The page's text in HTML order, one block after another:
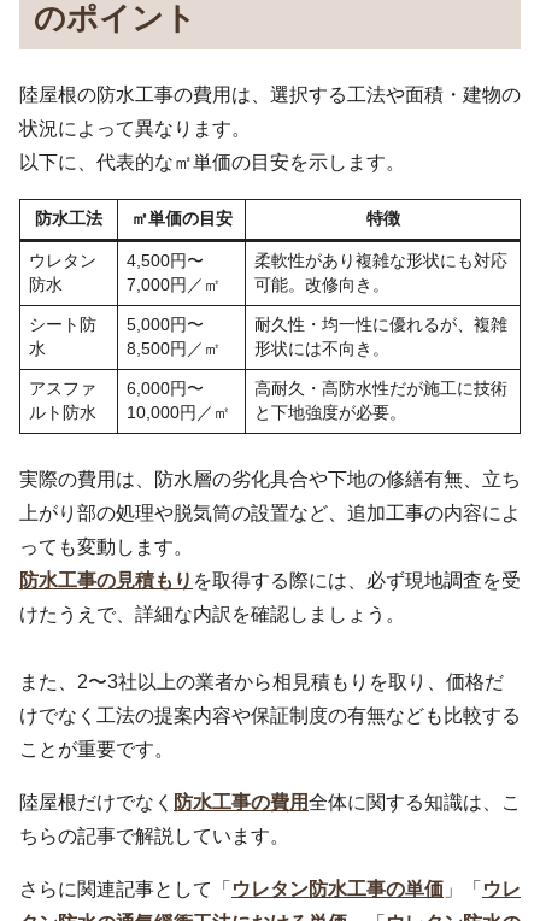
のポイント
陸屋根の防水工事の費用は、選択する工法や面積・建物の
状況によって異なります。
以下に、代表的な㎡単価の目安を示します。
防水工法 ㎡単価の目安 特徴
ウレタン
防水
4,500円〜
7,000円／㎡
柔軟性があり複雑な形状にも対応
可能。改修向き。
シート防
水
5,000円〜
8,500円／㎡
耐久性・均一性に優れるが、複雑
形状には不向き。
アスファ
ルト防水
6,000円〜
10,000円／㎡
高耐久・高防水性だが施工に技術
と下地強度が必要。
実際の費用は、防水層の劣化具合や下地の修繕有無、立ち
上がり部の処理や脱気筒の設置など、追加工事の内容によ
っても変動します。
防水工事の見積もり を取得する際には、必ず現地調査を受
けたうえで、詳細な内訳を確認しましょう。
また、2〜3社以上の業者から相見積もりを取り、価格だ
けでなく工法の提案内容や保証制度の有無なども比較する
ことが重要です。
陸屋根だけでなく 防水工事の費用全体に関する知識は、こ
ちらの記事で解説しています。
さらに関連記事として「 ウレタン防水工事の単価 」「 ウレ